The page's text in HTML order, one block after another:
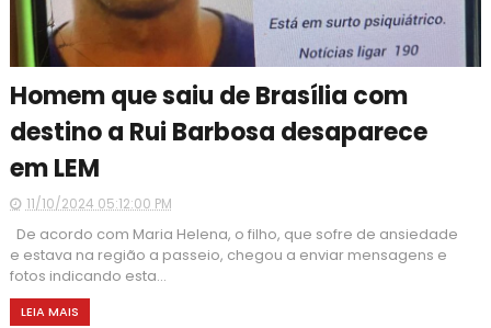
Homem que saiu de Brasília com
destino a Rui Barbosa desaparece
em LEM
11/10/2024 05:12:00 PM
De acordo com Maria Helena, o filho, que sofre de ansiedade
e estava na região a passeio, chegou a enviar mensagens e
fotos indicando esta...
LEIA MAIS